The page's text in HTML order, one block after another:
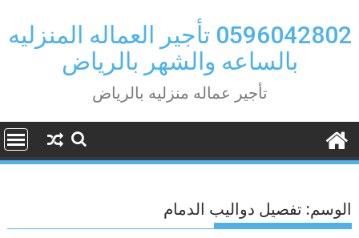
to
content
0596042802 تأجير العماله المنزليه
بالساعه والشهر بالرياض
تأجير عماله منزليه بالرياض
الوسم: تفصيل دواليب الدمام